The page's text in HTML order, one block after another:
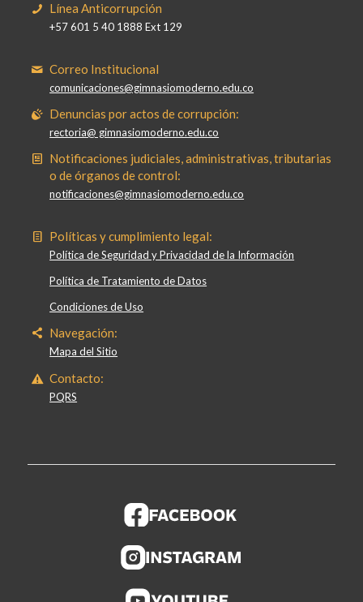
Línea Anticorrupción
+57 601 5 40 1888 Ext 129
Correo Institucional
comunicaciones@gimnasiomoderno.edu.co
Denuncias por actos de corrupción:
rectoria@ gimnasiomoderno.edu.co
Notificaciones judiciales, administrativas, tributarias
o de órganos de control:
notificaciones@gimnasiomoderno.edu.co
Políticas y cumplimiento legal:
Política de Seguridad y Privacidad de la Información
Política de Tratamiento de Datos
Condiciones de Uso
Navegación:
Mapa del Sitio
Contacto:
PQRS